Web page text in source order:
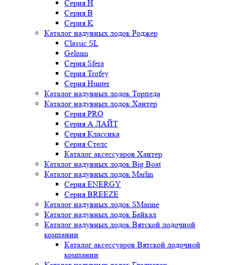
Серия H
Серия B
Серия K
Каталог надувных лодок Роджер
Classic SL
Gelium
Серия Sfera
Серия Trofey
Серия Hunter
Каталог надувных лодок Торпеда
Каталог надувных лодок Хантер
Серия PRO
Серия А ЛАЙТ
Серия Классика
Серия Стелс
Каталог аксессуаров Хантер
Каталог надувных лодок Big Boat
Каталог надувных лодок Marlin
Серия ENERGY
Серия BREEZE
Каталог надувных лодок SMarine
Каталог надувных лодок Байкал
Каталог надувных лодок Вятской лодочной
компании
Каталог аксессуаров Вятской лодочной
компании